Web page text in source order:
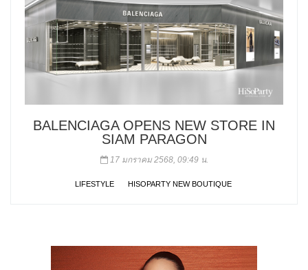
BALENCIAGA OPENS NEW STORE IN
SIAM PARAGON
17 มกราคม 2568, 09:49 น.
LIFESTYLE HISOPARTY NEW BOUTIQUE